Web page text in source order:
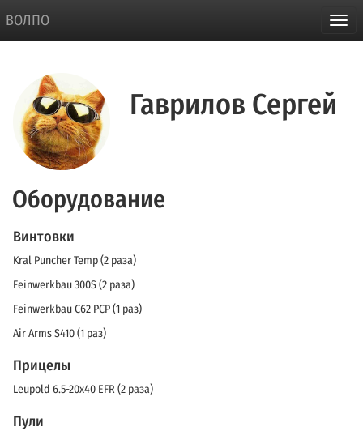
ВОЛПО
Гаврилов Сергей
Оборудование
Винтовки
Kral Puncher Temp (2 раза)
Feinwerkbau 300S (2 раза)
Feinwerkbau C62 PCP (1 раз)
Air Arms S410 (1 раз)
Прицелы
Leupold 6.5-20x40 EFR (2 раза)
Пули